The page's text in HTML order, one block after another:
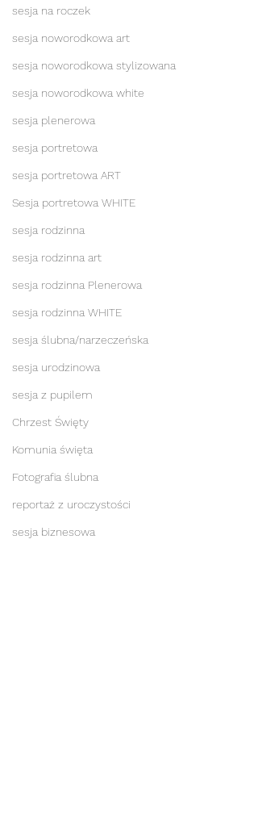
sesja na roczek
sesja noworodkowa art
sesja noworodkowa stylizowana
sesja noworodkowa white
sesja plenerowa
sesja portretowa
sesja portretowa ART
Sesja portretowa WHITE
sesja rodzinna
sesja rodzinna art
sesja rodzinna Plenerowa
sesja rodzinna WHITE
sesja ślubna/narzeczeńska
sesja urodzinowa
sesja z pupilem
Chrzest Święty
Komunia święta
Fotografia ślubna
reportaż z uroczystości
sesja biznesowa